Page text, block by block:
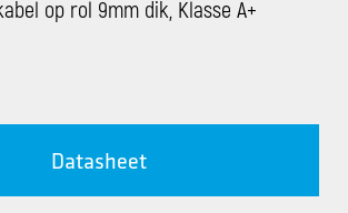
op rol 9mm dik, Klasse A+
Datasheet